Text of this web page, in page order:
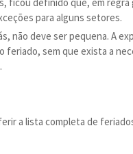
para alguns setores.
não deve ser pequena. A
feriado, sem que exista a
a lista completa de